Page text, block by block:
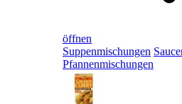
öffnen
Suppenmischungen
Pfannenmischungen